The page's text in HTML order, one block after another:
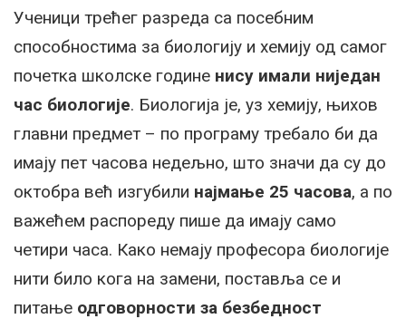
Ученици трећег разреда са посебним
способностима за биологију и хемију од самог
почетка школске године нису имали ниједан
час биологије. Биологија је, уз хемију, њихов
главни предмет – по програму требало би да
имају пет часова недељно, што значи да су до
октобра већ изгубили најмање 25 часова, а по
важећем распореду пише да имају само
четири часа. Како немају професора биологије
нити било кога на замени, поставља се и
питање одговорности за безбедност